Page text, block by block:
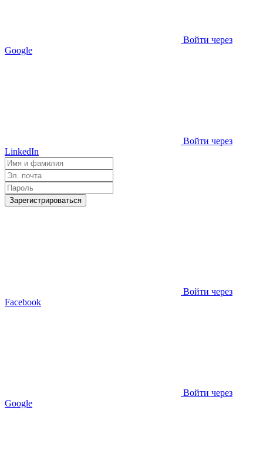
Войти через
Google
Войти через
LinkedIn
Зарегистрироваться
Войти через
Facebook
Войти через
Google